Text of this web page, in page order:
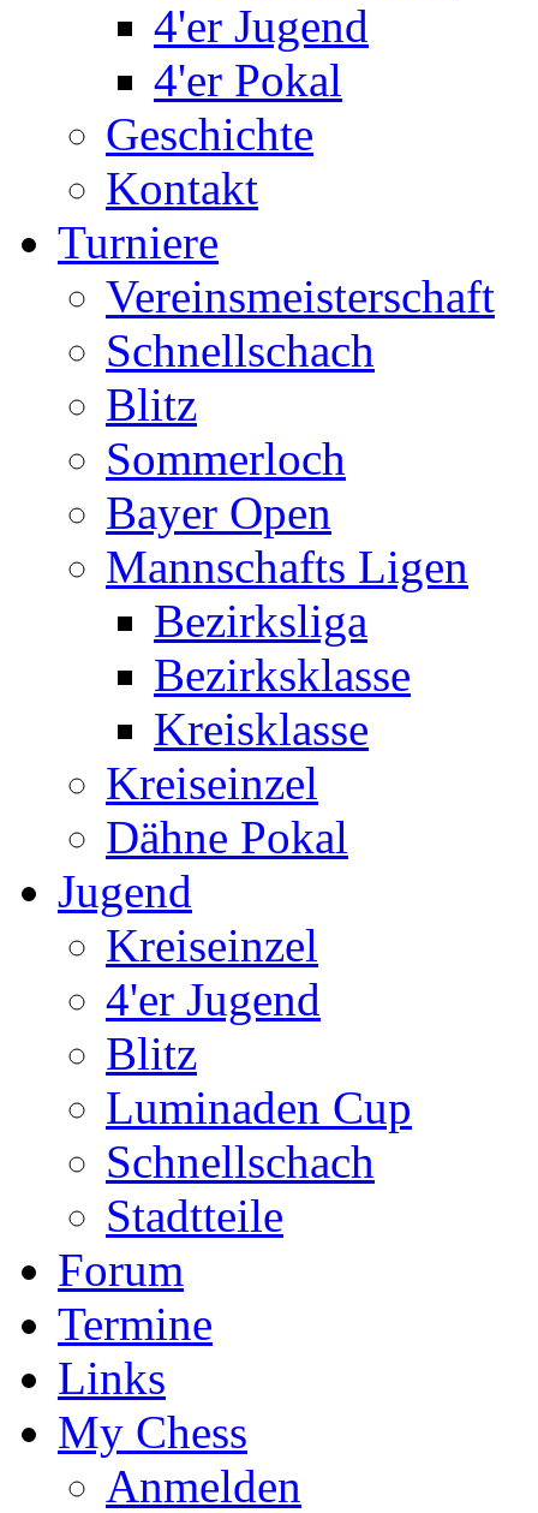
4'er Jugend
4'er Pokal
Geschichte
Kontakt
Turniere
Vereinsmeisterschaft
Schnellschach
Blitz
Sommerloch
Bayer Open
Mannschafts Ligen
Bezirksliga
Bezirksklasse
Kreisklasse
Kreiseinzel
Dähne Pokal
Jugend
Kreiseinzel
4'er Jugend
Blitz
Luminaden Cup
Schnellschach
Stadtteile
Forum
Termine
Links
My Chess
Anmelden